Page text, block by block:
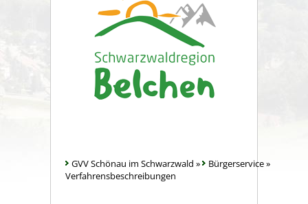
GVV Schönau im Schwarzwald » Bürgerservice»
Verfahrensbeschreibungen